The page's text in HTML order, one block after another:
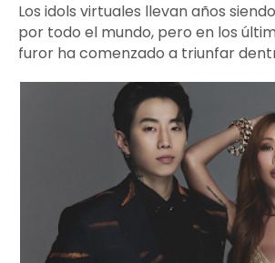
Los idols virtuales llevan años
por todo el mundo, pero en los
furor ha comenzado a triunfar